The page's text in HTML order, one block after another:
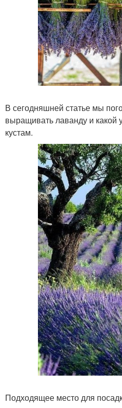
В сегодняшней статье мы
выращивать лаванду и
кустам.
Подходящее место для